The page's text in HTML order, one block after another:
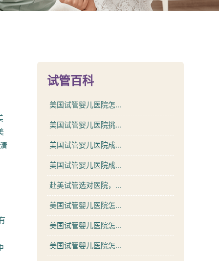
试管百科
美国试管婴儿医院怎...
美国试管婴儿医院挑...
美国试管婴儿医院成...
美国试管婴儿医院成...
赴美试管选对医院，...
美国试管婴儿医院怎...
美国试管婴儿医院怎...
美国试管婴儿医院怎...